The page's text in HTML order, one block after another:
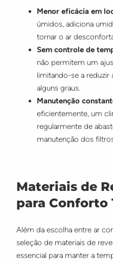
Menor eficácia em
úmidos, adiciona
tornar o ar
Sem controle de
não permitem um
limitando-se a reduzir
alguns graus.
Manutenção
eficientemente, um
regularmente de
manutenção dos
Materiais de
para Conforto
Além da escolha entre ar
seleção de materiais de
essencial para manter a